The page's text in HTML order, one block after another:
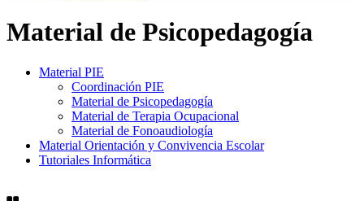
Material de Psicopedagogía
Material PIE
Coordinación PIE
Material de Psicopedagogía
Material de Terapia Ocupacional
Material de Fonoaudiología
Material Orientación y Convivencia Escolar
Tutoriales Informática